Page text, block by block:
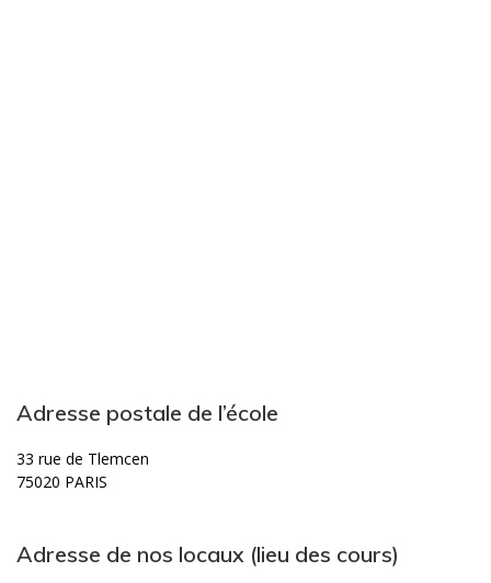
Adresse postale de l’école
33 rue de Tlemcen
75020 PARIS
Adresse de nos locaux (lieu des cours)